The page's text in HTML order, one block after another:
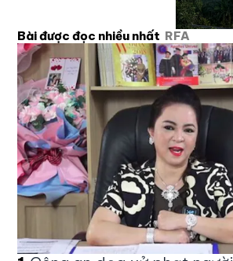
Bài được đọc nhiều nhất RFA